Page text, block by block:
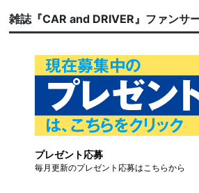
雑誌『CAR and DRIVER』ファンサ
プレゼント応募
毎月更新のプレゼント応募はこちらから